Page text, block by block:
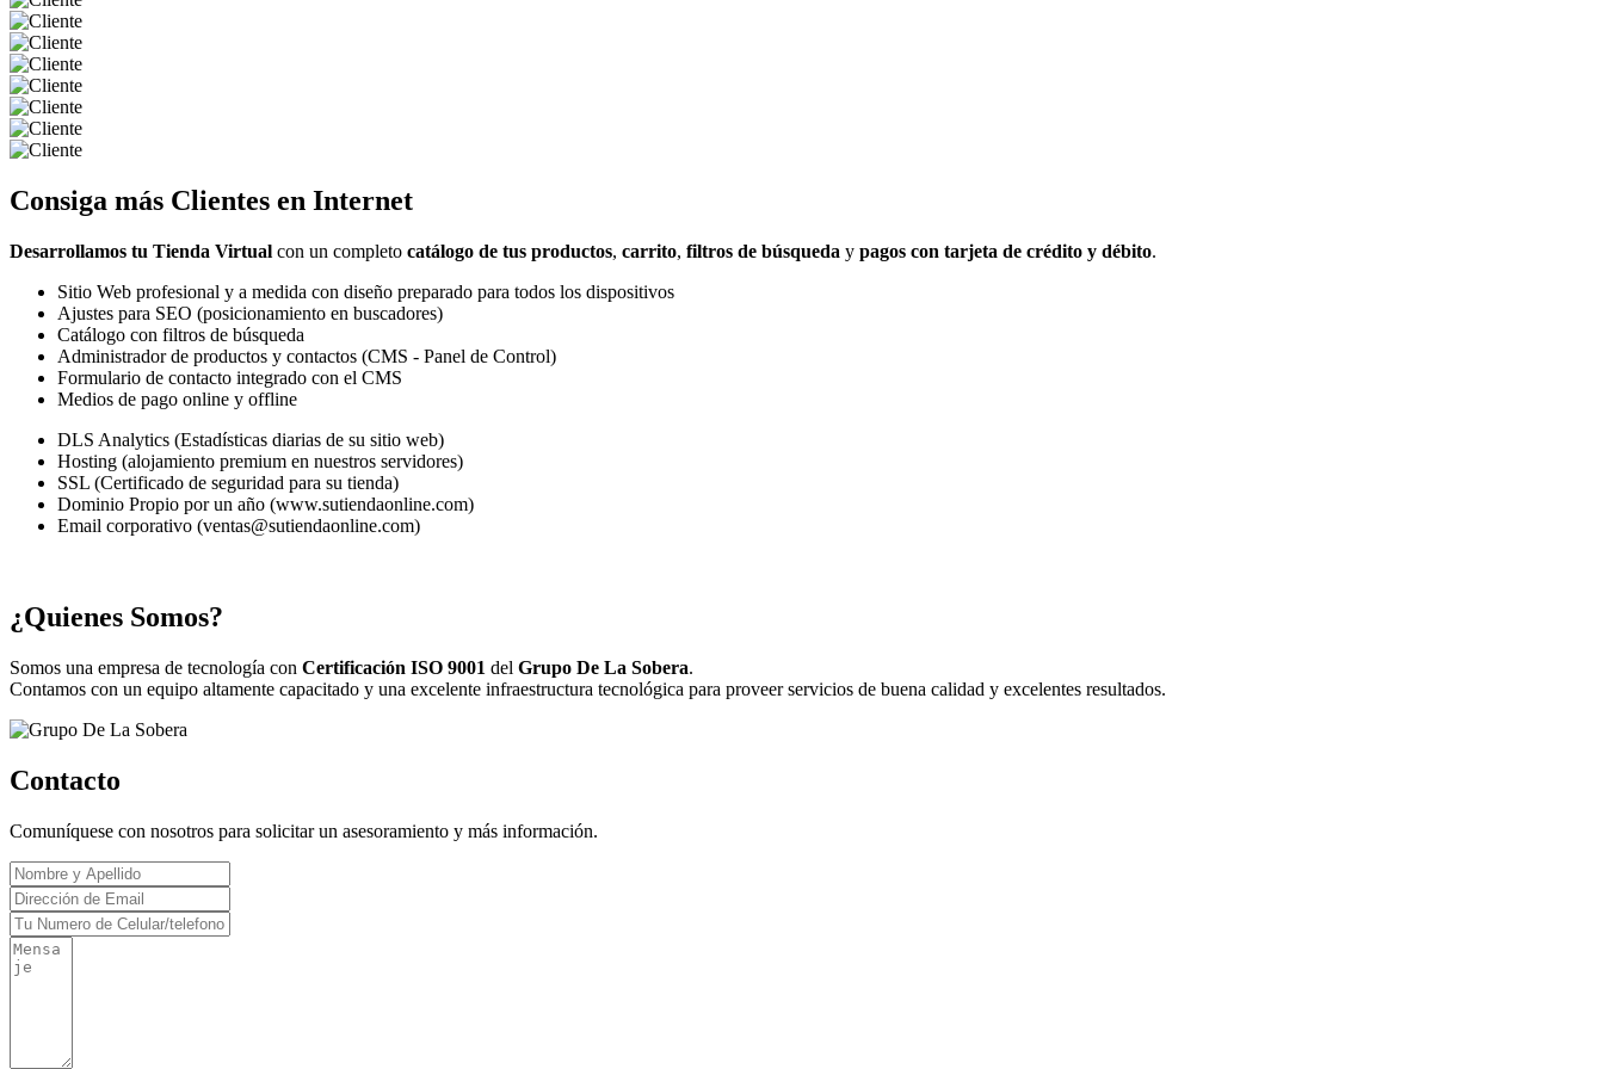
Consiga más Clientes en Internet
Desarrollamos tu Tienda Virtual con un completo catálogo de tus productos, carrito, filtros de búsqueda y pagos con tarjeta de crédito y débito.
Sitio Web profesional y a medida con diseño preparado para todos los dispositivos
Ajustes para SEO (posicionamiento en buscadores)
Catálogo con filtros de búsqueda
Administrador de productos y contactos (CMS - Panel de Control)
Formulario de contacto integrado con el CMS
Medios de pago online y offline
DLS Analytics (Estadísticas diarias de su sitio web)
Hosting (alojamiento premium en nuestros servidores)
SSL (Certificado de seguridad para su tienda)
Dominio Propio por un año (www.sutiendaonline.com)
Email corporativo (ventas@sutiendaonline.com)
¿Quienes Somos?
Somos una empresa de tecnología con Certificación ISO 9001 del Grupo De La Sobera.
Contamos con un equipo altamente capacitado y una excelente infraestructura tecnológica para proveer servicios de buena calidad y excelentes resultados.
Contacto
Comuníquese con nosotros para solicitar un asesoramiento y más información.